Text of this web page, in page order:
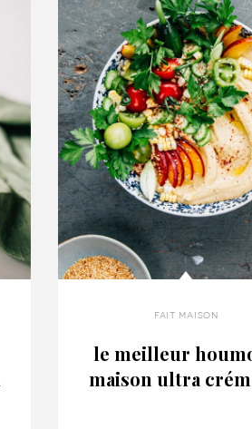
fait maison
le meilleur
maison ultra